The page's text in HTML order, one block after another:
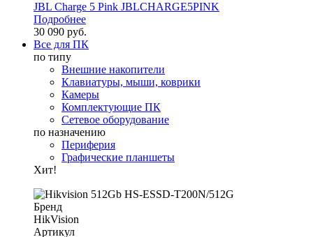
JBL Charge 5 Pink JBLCHARGE5PINK
Подробнее
30 090 руб.
Все для ПК
по типу
Внешние накопители
Клавиатуры, мыши, коврики
Камеры
Комплектующие ПК
Сетевое оборудование
по назначению
Периферия
Графические планшеты
Хит!
Бренд
HikVision
Артикул